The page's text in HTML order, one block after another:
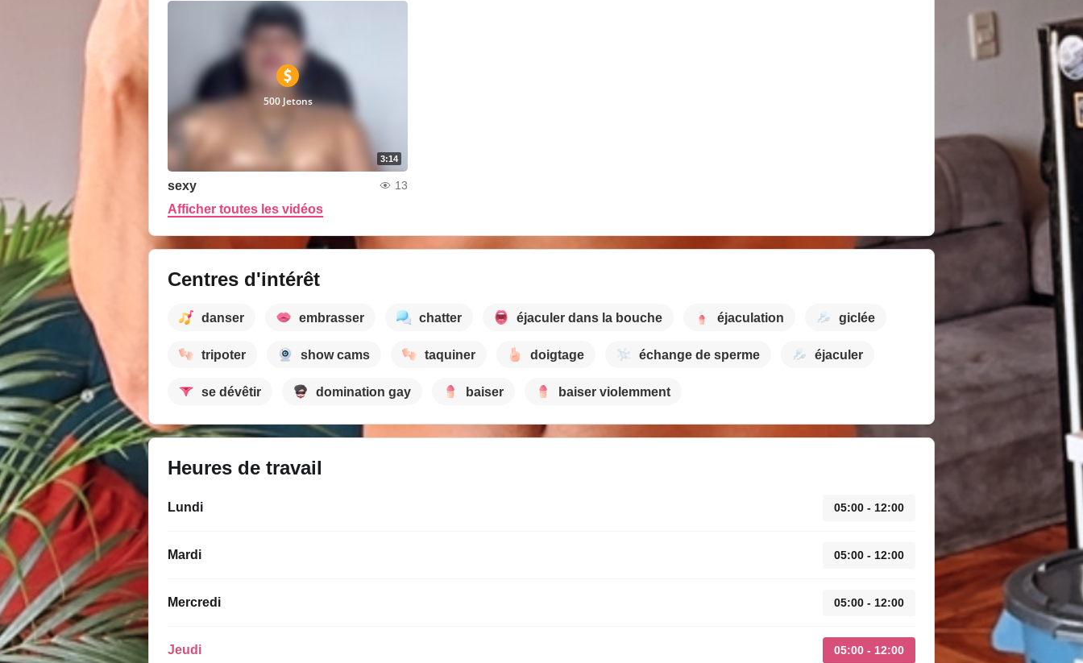
3:14
500 Jetons
sexy 13
Afficher toutes les vidéos
Centres d'intérêt
danser embrasser chatter éjaculer dans la bouche éjaculation giclée
tripoter show cams taquiner doigtage échange de sperme éjaculer
se dévêtir domination gay baiser baiser violemment
Heures de travail
Lundi 05:00 - 12:00
Mardi 05:00 - 12:00
Mercredi 05:00 - 12:00
Jeudi 05:00 - 12:00